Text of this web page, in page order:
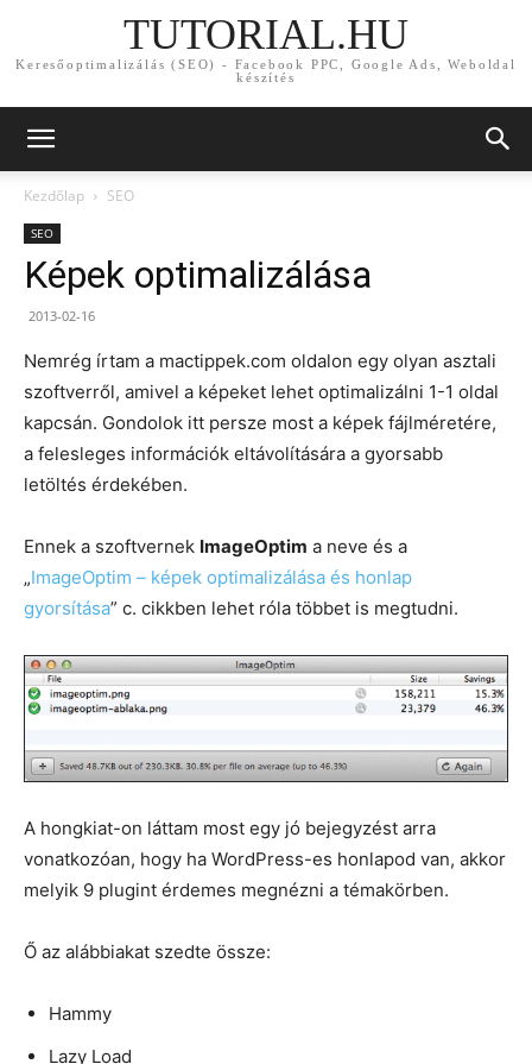
TUTORIAL.HU
Keresőoptimalizálás (SEO) - Facebook PPC, Google Ads, Weboldal
készítés
Kezdőlap SEO
SEO
Képek optimalizálása
2013-02-16
Nemrég írtam a mactippek.com oldalon egy olyan asztali
szoftverről, amivel a képeket lehet optimalizálni 1-1 oldal
kapcsán. Gondolok itt persze most a képek fájlméretére,
a felesleges információk eltávolítására a gyorsabb
letöltés érdekében.
Ennek a szoftvernek ImageOptim a neve és a
„ImageOptim – képek optimalizálása és honlap
gyorsítása” c. cikkben lehet róla többet is megtudni.
A hongkiat-on láttam most egy jó bejegyzést arra
vonatkozóan, hogy ha WordPress-es honlapod van, akkor
melyik 9 plugint érdemes megnézni a témakörben.
Ő az alábbiakat szedte össze:
Hammy
Lazy Load